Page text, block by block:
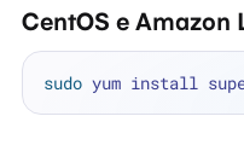
CentOS e Amazon
sudo